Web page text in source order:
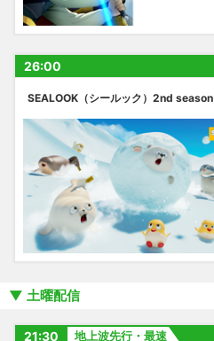
26:00
SEALOOK（シールック）2nd season
土曜配信
21:30 地上波先行・最速